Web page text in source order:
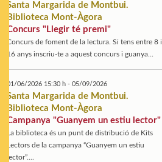
Santa Margarida de Montbui.
Biblioteca Mont-Àgora
Concurs "Llegir té premi"
Concurs de foment de la lectura. Si tens entre 8 i
16 anys inscriu-te a aquest concurs i guanya...
01/06/2026 15:30 h - 05/09/2026
Santa Margarida de Montbui.
Biblioteca Mont-Àgora
Campanya "Guanyem un estiu lector"
La biblioteca és un punt de distribució de Kits
Lectors de la campanya “Guanyem un estiu
lector”....